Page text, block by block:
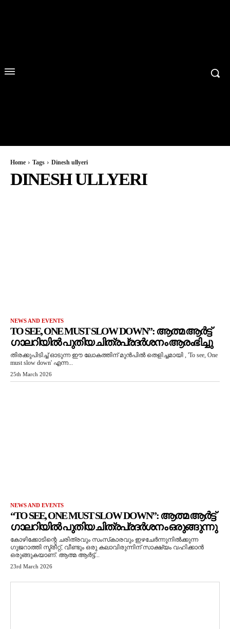
Home Tags Dinesh ullyeri
DINESH ULLYERI
NEWS AND EVENTS
TO SEE, ONE MUST SLOW DOWN”: ആത്മ ആർട്ട്
ഗാലറിയിൽ പുതിയ ചിത്രപ്രദർശനം ആരംഭിച്ചു
തിരക്കുപിടിച്ച് ഓടുന്ന ഈ ലോകത്തിന് മുൻപിൽ തെളിച്ചമായി , 'To see, One
must slow down' എന്ന...
25th March 2026
NEWS AND EVENTS
“TO SEE, ONE MUST SLOW DOWN”: ആത്മ ആർട്ട്
ഗാലറിയിൽ പുതിയ ചിത്രപ്രദർശനം ഒരുങ്ങുന്നു
കോഴിക്കോടിന്റെ ചരിത്രവും സംസ്‌കാരവും ഇഴചേർന്നുനിൽക്കുന്ന
ഗുജറാത്തി സ്ട്രീറ്റ്, വീണ്ടും ഒരു കലാവിരുന്നിന് സാക്ഷ്യം വഹിക്കാൻ
ഒരുങ്ങുകയാണ്. ആത്മ ആർട്ട്...
23rd March 2026